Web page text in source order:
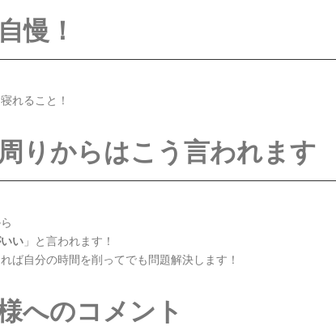
慢！
れること！
りからはこう言われます
い 」と言われます！
ば自分の時間を削ってでも問題解決します！
へのコメント